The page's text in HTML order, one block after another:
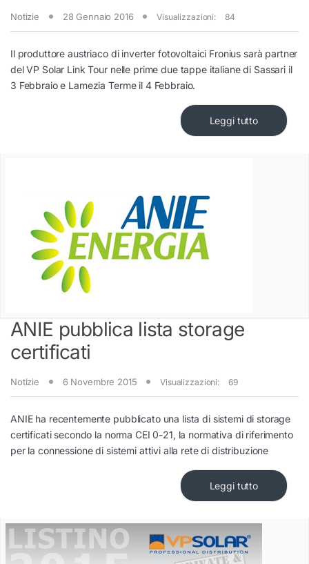
Notizie 28 Gennaio 2016 Visualizzazioni: 84
Il produttore austriaco di inverter fotovoltaici Fronius sarà partner
del VP Solar Link Tour nelle prime due tappe italiane di Sassari il
3 Febbraio e Lamezia Terme il 4 Febbraio.
Leggi tutto
ANIE pubblica lista storage
certificati
Notizie 6 Novembre 2015 Visualizzazioni: 69
ANIE ha recentemente pubblicato una lista di sistemi di storage
certificati secondo la norma CEI 0-21, la normativa di riferimento
per la connessione di sistemi attivi alla rete di distribuzione
Leggi tutto